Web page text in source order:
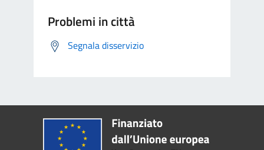
Problemi in città
Segnala disservizio